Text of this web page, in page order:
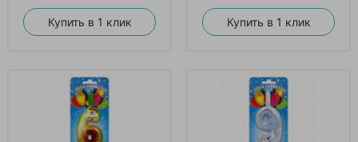
Купить в 1 клик Купить в 1 клик